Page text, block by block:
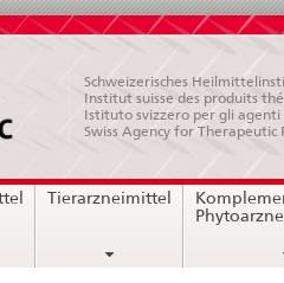
Schweizerisches
Institut suisse des produits
Istituto svizzero per gli
Swiss Agency for Therapeutic
Tierarzneimittel